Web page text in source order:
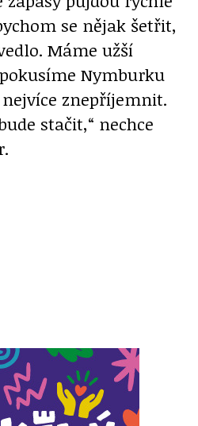
se nějak šetřit,
Máme užší
Nymburku
znepříjemnit.
stačit,“ nechce